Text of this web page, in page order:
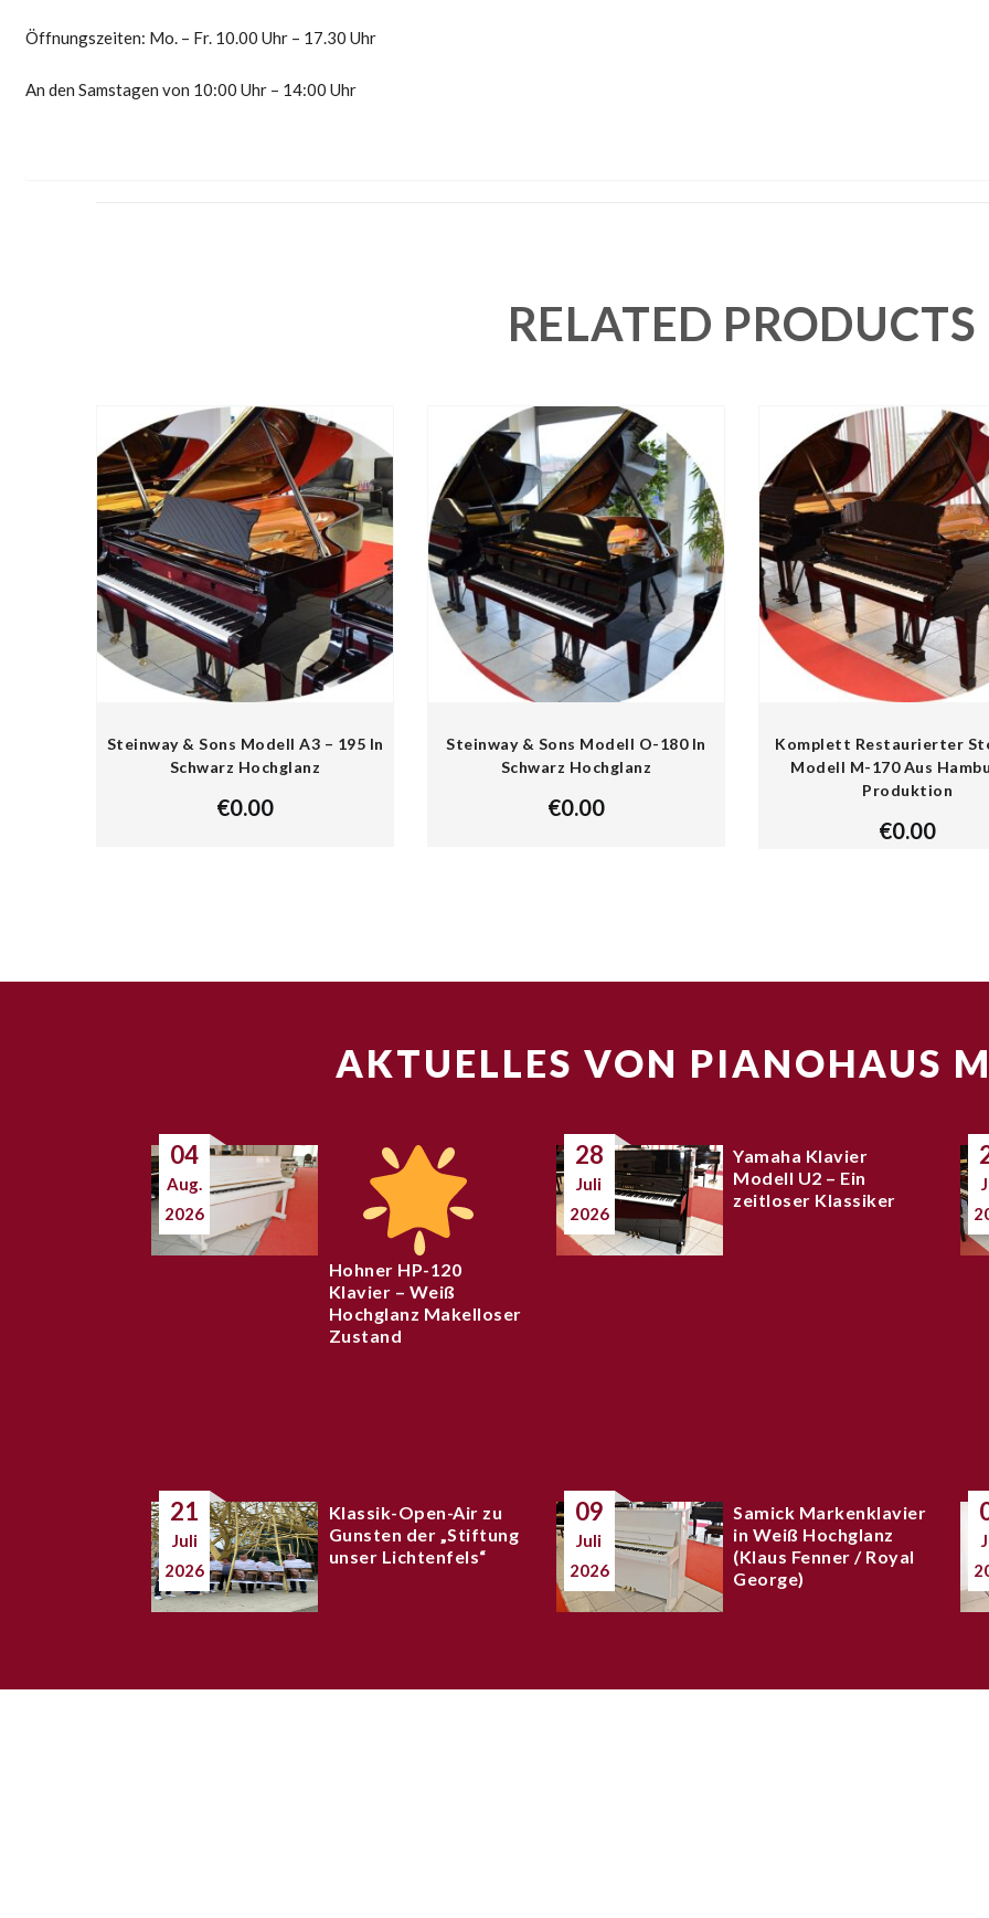
Öffnungszeiten: Mo. – Fr. 10.00 Uhr – 17.30 Uhr
An den Samstagen von 10:00 Uhr – 14:00 Uhr
RELATED PRODUCTS
Steinway & Sons Modell A3 – 195 In
Schwarz Hochglanz
€0.00
Steinway & Sons Modell O-180 In
Schwarz Hochglanz
€0.00
Komplett Restaurierter
Modell M-170 Aus
Produktion
€0.00
AKTUELLES VON PIANOHAUS
04
Aug.
2026
Hohner HP-120
Klavier – Weiß
Hochglanz Makelloser
Zustand
28
Juli
2026
Yamaha Klavier
Modell U2 – Ein
zeitloser Klassiker
21
Juli
2026
Klassik-Open-Air zu
Gunsten der „Stiftung
unser Lichtenfels“
09
Juli
2026
Samick Markenklavier
in Weiß Hochglanz
(Klaus Fenner / Royal
George)